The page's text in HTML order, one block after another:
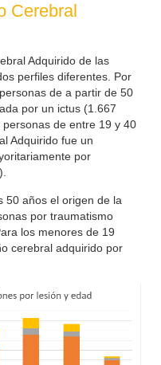
Cerebral
Adquirido de las
perfiles diferentes. Por
de a partir de 50
por un ictus (1.667
de entre 19 y 40
Adquirido fue un
por
50 años el origen de la
por traumatismo
los menores de 19
cerebral adquirido por